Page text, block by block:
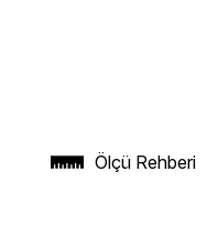
Ölçü Rehberi